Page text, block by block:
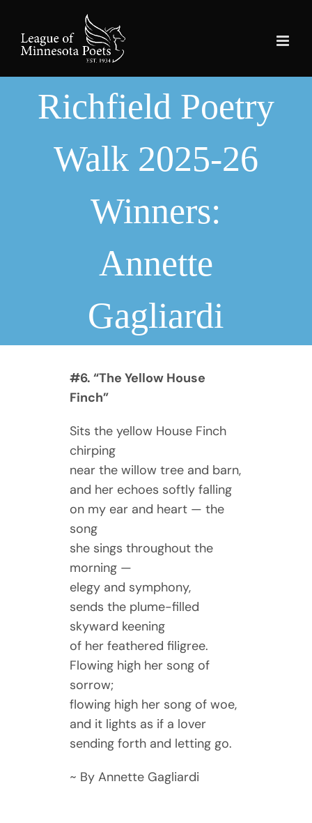
content
Richfield Poetry
Walk 2025-26
Winners:
Annette
Gagliardi
#6. “The Yellow House
Finch”
Sits the yellow House Finch
chirping
near the willow tree and barn,
and her echoes softly falling
on my ear and heart — the
song
she sings throughout the
morning —
elegy and symphony,
sends the plume-filled
skyward keening
of her feathered filigree.
Flowing high her song of
sorrow;
flowing high her song of woe,
and it lights as if a lover
sending forth and letting go.
~ By Annette Gagliardi